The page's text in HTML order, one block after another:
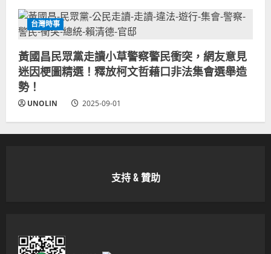
台灣時事
黃國昌民眾黨走讀小草警察警民衝突，網友意見
迷因梗圖精選！釋放柯文哲藉口非法集會選舉造
勢！
UNOLIN 2025-09-01
支持 & 贊助